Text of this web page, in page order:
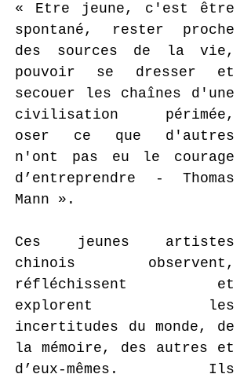
« Etre jeune, c'est être
spontané, rester proche
des sources de la vie,
pouvoir se dresser et
secouer les chaînes d'une
civilisation périmée,
oser ce que d'autres
n'ont pas eu le courage
d’entreprendre - Thomas
Mann ».
Ces jeunes artistes
chinois observent,
réfléchissent et
explorent les
incertitudes du monde, de
la mémoire, des autres et
d’eux-mêmes. Ils